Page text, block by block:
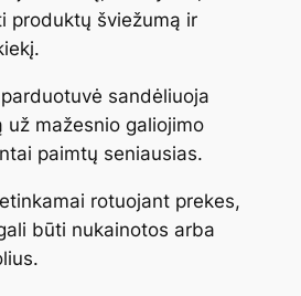
produktų šviežumą ir
sandėliuoja
už mažesnio galiojimo
paimtų seniausias.
rotuojant prekes,
būti nukainotos arba